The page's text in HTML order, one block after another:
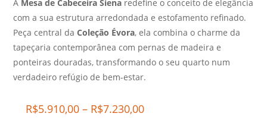
A Mesa de Cabeceira Siena redefine o conceito de elegância
com a sua estrutura arredondada e estofamento refinado.
Peça central daColeção Évora, ela combina o charme da
tapeçaria contemporânea com pernas de madeira e
ponteiras douradas, transformando o seu quarto num
verdadeiro refúgio de bem-estar.
R$5.910,00 – R$7.230,00Price